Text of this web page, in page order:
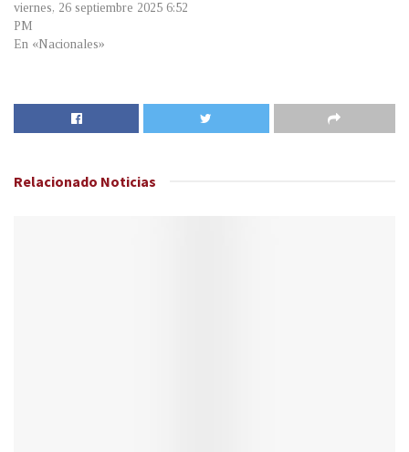
viernes, 26 septiembre 2025 6:52
PM
En «Nacionales»
Relacionado Noticias